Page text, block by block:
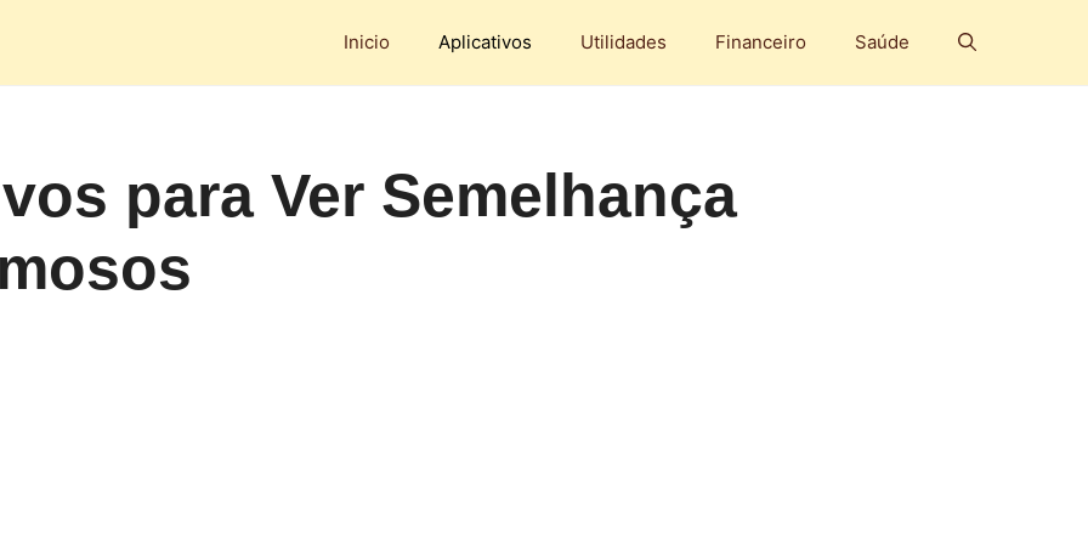
Inicio Aplicativos Utilidades Financeiro Saúde
para Ver Semelhança